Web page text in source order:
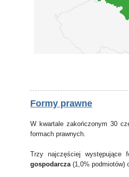
Formy prawne
W kwartale zakończonym 30
formach prawnych.
Trzy najczęściej
gospodarcza(1,0% podmiotów)